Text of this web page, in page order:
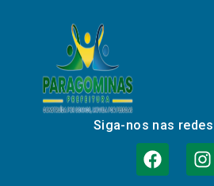
Siga-nos nas